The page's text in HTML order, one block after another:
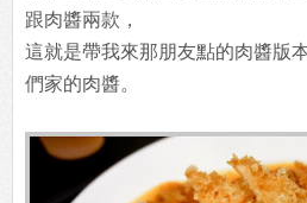
跟肉醬兩款，
這就是帶我來那朋友點的肉醬版
們家的肉醬。